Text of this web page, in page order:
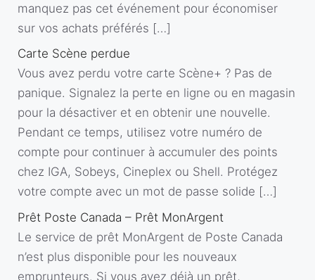
manquez pas cet événement pour économiser
sur vos achats préférés […]
Carte Scène perdue
Vous avez perdu votre carte Scène+ ? Pas de
panique. Signalez la perte en ligne ou en magasin
pour la désactiver et en obtenir une nouvelle.
Pendant ce temps, utilisez votre numéro de
compte pour continuer à accumuler des points
chez IGA, Sobeys, Cineplex ou Shell. Protégez
votre compte avec un mot de passe solide […]
Prêt Poste Canada – Prêt MonArgent
Le service de prêt MonArgent de Poste Canada
n’est plus disponible pour les nouveaux
emprunteurs. Si vous avez déjà un prêt,